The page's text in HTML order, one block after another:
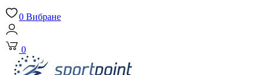
0 Вибране
0